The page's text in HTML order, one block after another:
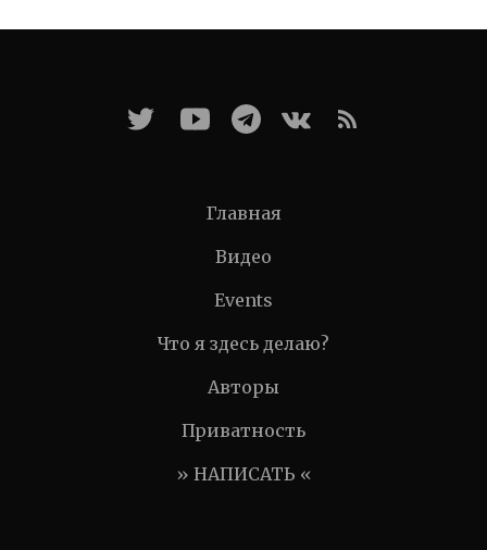
Главная
Видео
Events
Что я здесь делаю?
Авторы
Приватность
» НАПИСАТЬ «